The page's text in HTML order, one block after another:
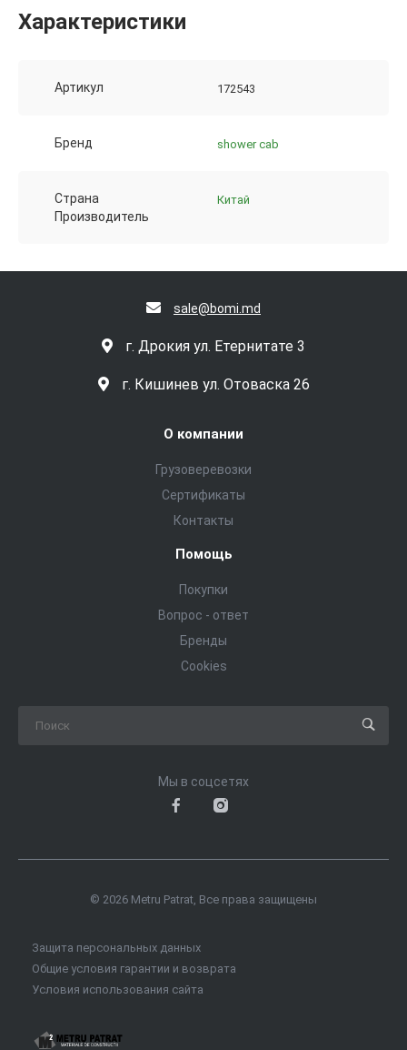
Характеристики
Артикул 172543
Бренд shower cab
Страна
Производитель
Китай
sale@bomi.md
г. Дрокия ул. Етернитате 3
г. Кишинев ул. Отоваска 26
О компании
Грузоверевозки
Сертификаты
Контакты
Помощь
Покупки
Вопрос - ответ
Бренды
Cookies
Мы в соцсетях
© 2026 Metru Patrat, Все права защищены
Защита персональных данных
Общие условия гарантии и возврата
Условия использования сайта